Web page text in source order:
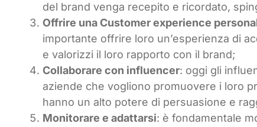
del brand venga recepito e ricordato,
Offrire una Customer experience
importante offrire loro un’esperienza di
e valorizzi il loro rapporto con il brand;
Collaborare con influencer: oggi gli
aziende che vogliono promuovere i loro
hanno un alto potere di persuasione e
Monitorare e adattarsi: è fondamentale